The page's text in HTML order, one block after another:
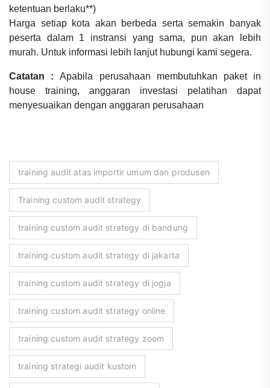
ketentuan berlaku**)
Harga setiap kota akan berbeda serta semakin banyak
peserta dalam 1 instransi yang sama, pun akan lebih
murah. Untuk informasi lebih lanjut hubungi kami segera.
Catatan : Apabila perusahaan membutuhkan paket in
house training, anggaran investasi pelatihan dapat
menyesuaikan dengan anggaran perusahaan
training audit atas importir umum dan produsen
Training custom audit strategy
training custom audit strategy di bandung
training custom audit strategy di jakarta
training custom audit strategy di jogja
training custom audit strategy online
training custom audit strategy zoom
training strategi audit kustom